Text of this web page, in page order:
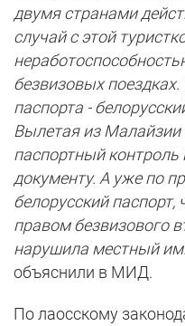
двумя странами
случай с этой
безвизовых
паспорта -
Вылетая из
паспортный
документу. А уже по
белорусский
правом безвизового
нарушила местный
объяснили в МИД.
По лаосскому